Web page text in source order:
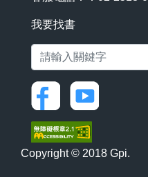
我要找書
Copyright © 2018 Gpi.